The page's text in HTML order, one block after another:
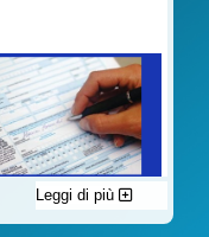
a favore
ai superstiti ed ai
Leggi di più